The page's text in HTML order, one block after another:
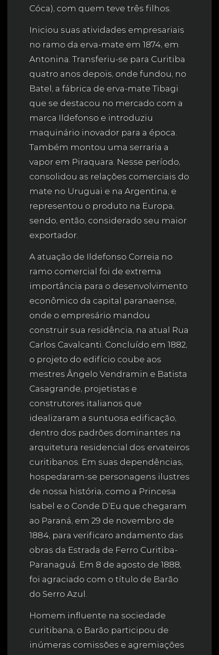
Cóca), com quem teve três filhos.
Iniciou suas atividades empresariais
no ramo da erva-mate em 1874, em
Antonina. Transferiu-se para Curitiba
quatro anos depois, onde fundou, no
Batel, a fábrica de erva-mate Tibagi
que se destacou no mercado com a
marca Ildefonso e introduziu
maquinário inovador para a época.
Também montou uma serraria a
vapor em Piraquara. Nesse período,
consolidou as relações comerciais do
mate no Uruguai e na Argentina, e
representou o produto na Europa,
sendo, então, considerado seu maior
exportador.
A atuação de Ildefonso Correia no
ramo comercial foi de extrema
importância para o desenvolvimento
econômico da capital paranaense,
onde o empresário mandou
construir sua residência, na atual Rua
Carlos Cavalcanti. Concluído em 1882,
o projeto do edifício coube aos
mestres Ângelo Vendramin e Batista
Casagrande, projetistas e
construtores italianos que
idealizaram a suntuosa edificação,
dentro dos padrões dominantes na
arquitetura residencial dos ervateiros
curitibanos. Em suas dependências,
hospedaram-se personagens ilustres
de nossa história, como a Princesa
Isabel e o Conde D’Eu que chegaram
ao Paraná, em 29 de novembro de
1884, para verificaro andamento das
obras da Estrada de Ferro Curitiba-
Paranaguá. Em 8 de agosto de 1888,
foi agraciado com o título de Barão
do Serro Azul.
Homem influente na sociedade
curitibana, o Barão participou de
inúmeras comissões e agremiações